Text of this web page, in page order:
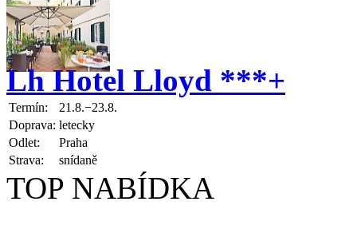
Lh Hotel Lloyd ***+
Termín:
21.8.−23.8.
Doprava: letecky
Odlet:
Praha
Strava:
snídaně
TOP NABÍDKA